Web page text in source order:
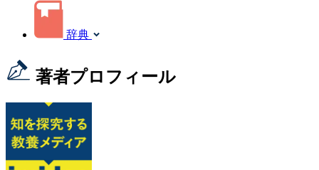
辞典
著者プロフィール